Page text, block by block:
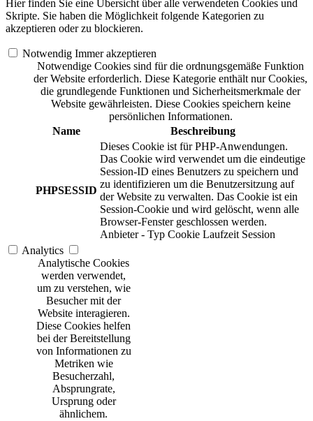
Hier finden Sie eine Übersicht über alle verwendeten Cookies und
Skripte. Sie haben die Möglichkeit folgende Kategorien zu
akzeptieren oder zu blockieren.
Notwendig Immer akzeptieren
Notwendige Cookies sind für die ordnungsgemäße Funktion
der Website erforderlich. Diese Kategorie enthält nur Cookies,
die grundlegende Funktionen und Sicherheitsmerkmale der
Website gewährleisten. Diese Cookies speichern keine
persönlichen Informationen.
Name
Beschreibung
PHPSESSID
Dieses Cookie ist für PHP-Anwendungen.
Das Cookie wird verwendet um die eindeutige
Session-ID eines Benutzers zu speichern und
zu identifizieren um die Benutzersitzung auf
der Website zu verwalten. Das Cookie ist ein
Session-Cookie und wird gelöscht, wenn alle
Browser-Fenster geschlossen werden.
Anbieter - Typ Cookie Laufzeit Session
Analytics
Analytische Cookies
werden verwendet,
um zu verstehen, wie
Besucher mit der
Website interagieren.
Diese Cookies helfen
bei der Bereitstellung
von Informationen zu
Metriken wie
Besucherzahl,
Absprungrate,
Ursprung oder
ähnlichem.